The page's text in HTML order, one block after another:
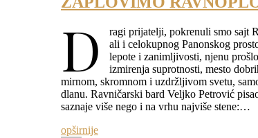
D
ragi prijatelji, pokrenuli smo sajt
ali i celokupnog Panonskog
lepote i zanimljivosti, njenu
izmirenja suprotnosti, mesto
mirnom, skromnom i uzdržljivom svetu,
dlanu. Ravničarski bard Veljko Petrović
saznaje više nego i na vrhu najviše stene:…
opširnije